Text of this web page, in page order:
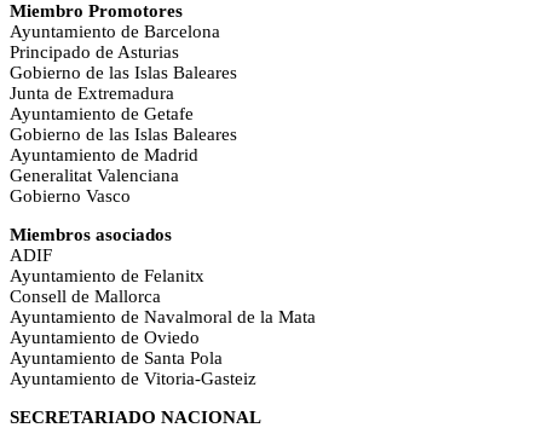
Miembro Promotores
Ayuntamiento de Barcelona
Principado de Asturias
Gobierno de las Islas Baleares
Junta de Extremadura
Ayuntamiento de Getafe
Gobierno de las Islas Baleares
Ayuntamiento de Madrid
Generalitat Valenciana
Gobierno Vasco
Miembros asociados
ADIF
Ayuntamiento de Felanitx
Consell de Mallorca
Ayuntamiento de Navalmoral de la Mata
Ayuntamiento de Oviedo
Ayuntamiento de Santa Pola
Ayuntamiento de Vitoria-Gasteiz
SECRETARIADO NACIONAL